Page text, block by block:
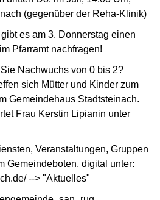
(gegenüber der Reha-Klinik)
es am 3. Donnerstag einen
Pfarramt nachfragen!
Nachwuchs von 0 bis 2?
sich Mütter und Kinder zum
Gemeindehaus Stadtsteinach.
Frau Kerstin Lipianin unter
Veranstaltungen, Gruppen
Gemeindeboten, digital unter:
--> "Aktuelles"